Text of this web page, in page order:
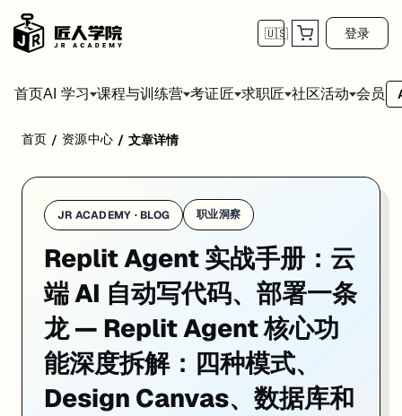
🇺🇸 登录
首页AI 学习 课程与训练营 考证匠 求职匠 社区活动 会员
Replit Agent 不只是"AI 帮你写代码"这么简单。它把整个软件开发流
首页 / 资源中心 / 文章详情
JR ACADEMY · BLOG 职业洞察
Replit Agent 实战手册：云
端 AI 自动写代码、部署一条
龙 — Replit Agent 核心功
能深度拆解：四种模式、
Design Canvas、数据库和